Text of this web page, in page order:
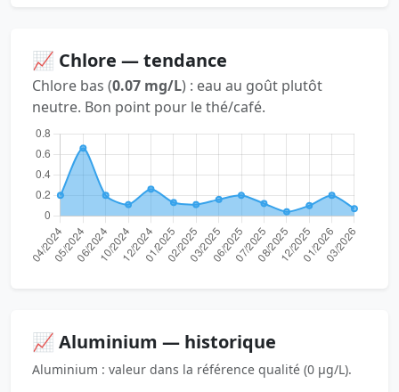
📈 Chlore — tendance
Chlore bas (0.07 mg/L) : eau au goût plutôt
neutre. Bon point pour le thé/café.
📈 Aluminium — historique
Aluminium : valeur dans la référence qualité (0 µg/L).